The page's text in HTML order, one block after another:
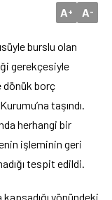
A+ A-
burslu olan
gerekçesiyle
dönük borç
taşındı.
herhangi bir
işleminin geri
tespit edildi.
kapsadığı yönündeki